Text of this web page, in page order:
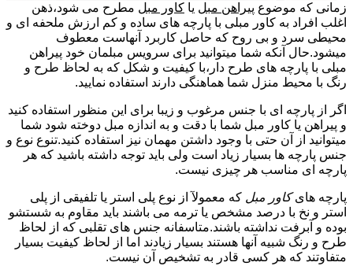
زمانی که موضوع پیراهن مبل یا کاور مبل مطرح می شود،ذهن
اغلب افراد به کاور مبلی با پارچه های ساده و کم ارزش ملحفه ای و
محیطی سرد و بی روح که حاصل کاربرد آنهاست معطوف
میشود.حال آنکه شما میتوانید برای سرویس مبلمان خود پیراهن
مبلی با پارچه های طرح دار،با کیفیت و شکل که به لحاظ طرح و
رنگ با محیط منزل شما هماهنگی دارند استفاده نمایید.
اگر از پارچه ای با جنس مرغوب و زیبا برای این منظور استفاده کنید
و پیراهن یا کاور مبل شما با دقت و به اندازه مبل دوخته شود شما
میتوانید از آن حتی با وجود داشتن مهمان نیز استفاده کنید.تنوع نوع و
جنس پارچه ها بسیار زیاد است ولی باید توجه داشته باشید که هر
پارچه ای مناسب هر چیزی نیست.
پارچه هایکاور مبل که معمولآ از نوع پلی استر یا تلفیقی از پلی
استر و نخ با درصد مشخص یا ترمه می باشند باید مقاوم به شستشو
بوده و آبرفت نداشته باشند.متاسفانه جنس های تقلبی که از لحاظ
طرح و رنگ شبیه آنها هستند بسیار زیادند اما از لحاظ کیفیت بسیار
متفاوتند که هر کسی قادر به تشخیص آن نیست.